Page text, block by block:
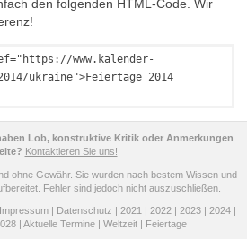
den folgenden HTML-Code. Wir
www.kalender-
ukraine">Feiertage 2014
Lob, konstruktive Kritik oder Anmerkungen
Kontaktieren Sie uns!
ohne Gewähr. Sie wurden nach bestem Wissen und
Fehler sind jedoch nicht auszuschließen.
Impressum| Datenschutz 2021 2022| 2023| 2024|
| Aktuelle Termine| Weltzeit| Feiertage